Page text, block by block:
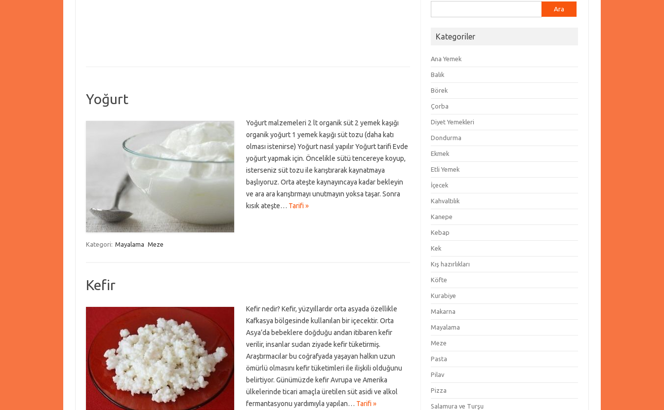
Yoğurt
Yoğurt malzemeleri 2 lt organik süt 2 yemek kaşığı
organik yoğurt 1 yemek kaşığı süt tozu (daha katı
olması istenirse) Yoğurt nasıl yapılır Yoğurt tarifi Evde
yoğurt yapmak için. Öncelikle sütü tencereye koyup,
isterseniz süt tozu ile karıştırarak kaynatmaya
başlıyoruz. Orta ateşte kaynayıncaya kadar bekleyin
ve ara ara karıştırmayı unutmayın yoksa taşar. Sonra
kısık ateşte… Tarifi »
Kategori: Mayalama Meze
Kefir
Kefir nedir? Kefir, yüzyıllardır orta asyada özellikle
Kafkasya bölgesinde kullanılan bir içecektir. Orta
Asya’da bebeklere doğduğu andan itibaren kefir
verilir, insanlar sudan ziyade kefir tüketirmiş.
Araştırmacılar bu coğrafyada yaşayan halkın uzun
ömürlü olmasını kefir tüketimleri ile ilişkili olduğunu
belirtiyor. Günümüzde kefir Avrupa ve Amerika
ülkelerinde ticari amaçla üretilen süt asidi ve alkol
fermantasyonu yardımıyla yapılan… Tarifi »
Kategoriler
Ana Yemek
Balık
Börek
Çorba
Diyet Yemekleri
Dondurma
Ekmek
Etli Yemek
İçecek
Kahvaltılık
Kanepe
Kebap
Kek
Kış hazırlıkları
Köfte
Kurabiye
Makarna
Mayalama
Meze
Pasta
Pilav
Pizza
Salamura ve Turşu